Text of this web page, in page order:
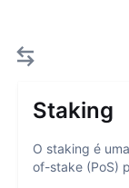
Staking
O staking é
of-stake (PoS)